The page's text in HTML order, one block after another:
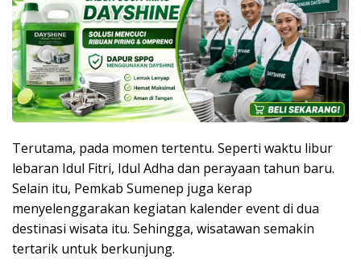
Terutama, pada momen tertentu. Seperti waktu libur
lebaran Idul Fitri, Idul Adha dan perayaan tahun baru.
Selain itu, Pemkab Sumenep juga kerap
menyelenggarakan kegiatan kalender event di dua
destinasi wisata itu. Sehingga, wisatawan semakin
tertarik untuk berkunjung.